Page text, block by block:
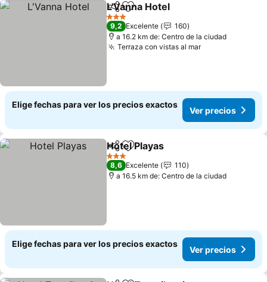
CompartirAgregar a favoritos
L'Vanna Hotel
3 Estrellas
9,2 Excelente
160
a 16.2 km de: Centro de la ciudad
Terraza con vistas al mar
Elige fechas para ver los precios exactos
Ver precios
CompartirAgregar a favoritos
Hotel Playas
3 Estrellas
8,6 Excelente
110
a 16.5 km de: Centro de la ciudad
Elige fechas para ver los precios exactos
Ver precios